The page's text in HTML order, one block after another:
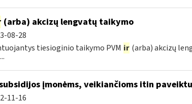
(arba) akcizų lengvatų taikymo
08-28
tiesioginio taikymo PVM ir (arba) akcizų
įmonėms, veikiančioms itin
11-16